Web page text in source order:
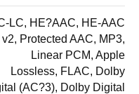
LC, HE?AAC, HE-AAC
v2, Protected AAC, MP3,
Linear PCM, Apple
Lossless, FLAC, Dolby
(AC?3), Dolby Digital